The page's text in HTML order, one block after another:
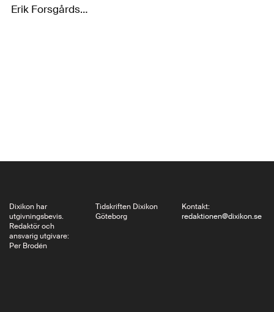
Erik Forsgårds
början inget stort
läsupplevelser…
Dixikon har
utgivningsbevis.
Redaktör och
ansvarig utgivare:
Per Brodén
Tidskriften Dixikon
Göteborg
Kontakt:
redaktionen@dixikon.se